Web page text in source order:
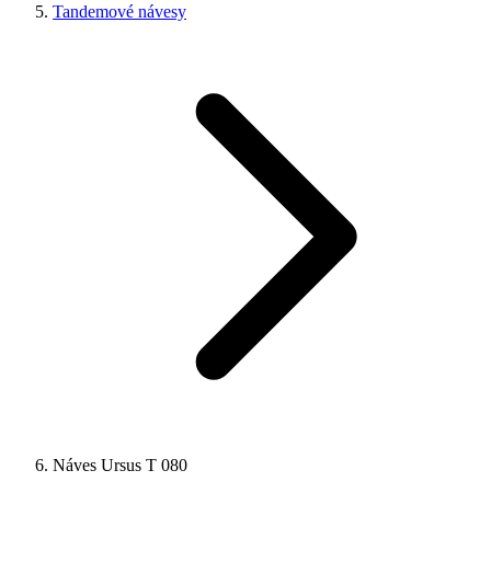
Tandemové návesy
Náves Ursus T 080